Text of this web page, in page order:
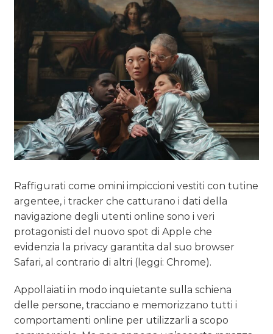
Raffigurati come omini impiccioni vestiti con tutine
argentee, i tracker che catturano i dati della
navigazione degli utenti online sono i veri
protagonisti del nuovo spot di Apple che
evidenzia la privacy garantita dal suo browser
Safari, al contrario di altri (leggi: Chrome).
Appollaiati in modo inquietante sulla schiena
delle persone, tracciano e memorizzano tutti i
comportamenti online per utilizzarli a scopo